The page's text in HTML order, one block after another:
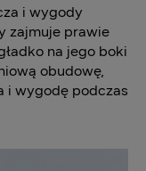
i wygody
zajmuje prawie
na jego boki
obudowę,
i wygodę podczas